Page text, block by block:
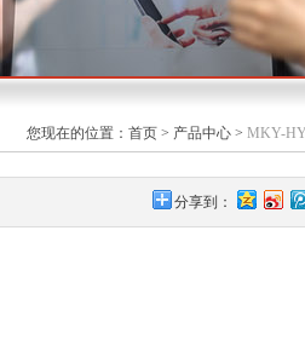
您现在的位置： 首页 > 产品中心 > MKY-
分享到：